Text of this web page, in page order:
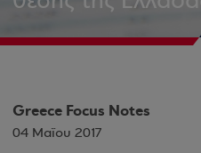
Greece Focus Notes
04 Μαΐου 2017